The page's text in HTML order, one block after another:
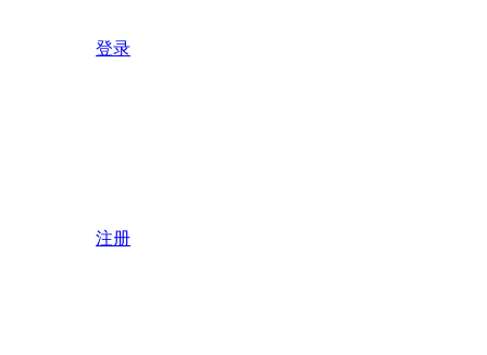
登录
注册